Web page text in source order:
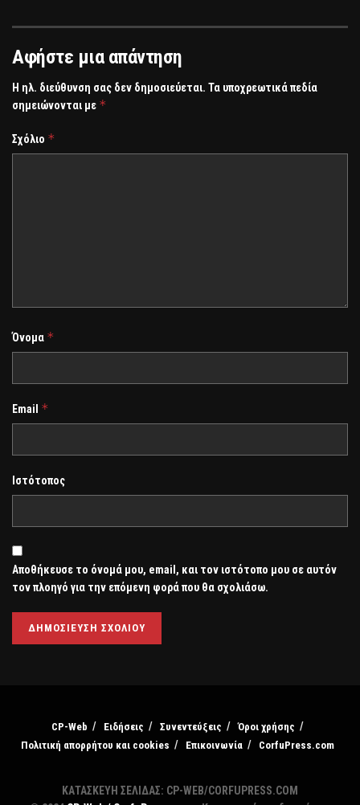
Αφήστε μια απάντηση
Η ηλ. διεύθυνση σας δεν δημοσιεύεται. Τα υποχρεωτικά πεδία
σημειώνονται με *
Σχόλιο *
Όνομα *
Email *
Ιστότοπος
Αποθήκευσε το όνομά μου, email, και τον ιστότοπο μου σε αυτόν
τον πλοηγό για την επόμενη φορά που θα σχολιάσω.
CP-Web Ειδήσεις Συνεντεύξεις
Όροι χρήσης
Πολιτική απορρήτου και cookies
Επικοινωνία CorfuPress.com
ΚΑΤΑΣΚΕΥΗ ΣΕΛΙΔΑΣ: CP-WEB/CORFUPRESS.COM